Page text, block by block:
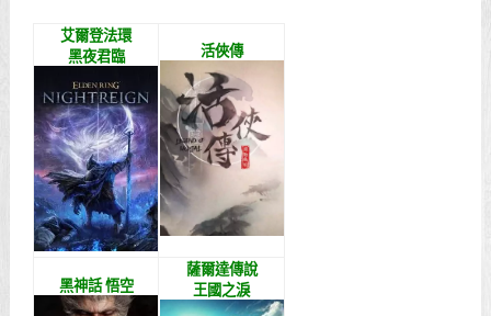
艾爾登法環
黑夜君臨
活俠傳
黑神話 悟空
薩爾達傳說
王國之淚